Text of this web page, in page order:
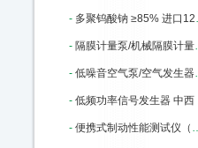
- 多聚钨酸钠 ≥85% 进口12141-67-2 ≥85% 100g 中西 型号:BS32-71913库号：M335373
- 隔膜计量泵/机械隔膜计量泵 中西型号:YL01-GM0050库号：M342422
- 低噪音空气泵/空气发生器（中西器材）优势 型号:AJ27/SGK-5LB库号：M368735
- 低频功率信号发生器 中西 型号:HWY4-ZN1040C库号：M377837
- 便携式制动性能测试仪（手持式、带制动曲线）中西 型号:XAKJ3-WZD-H库号：M377990